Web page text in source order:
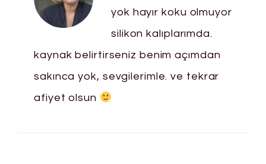
yok hayır koku olmuyor
silikon kalıplarımda.
kaynak belirtirseniz benim açımdan
sakınca yok, sevgilerimle. ve tekrar
afiyet olsun